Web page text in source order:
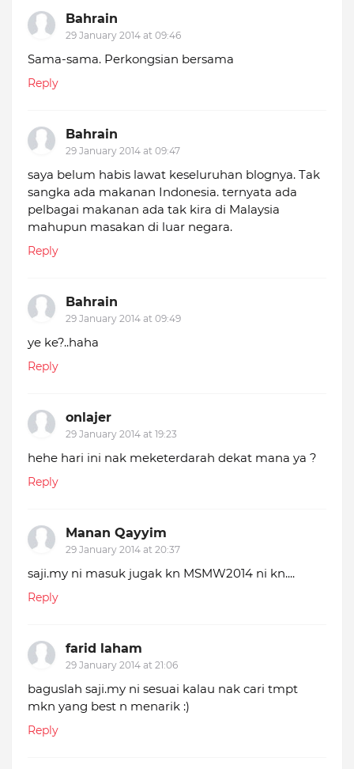
Bahrain
29 January 2014 at 09:46
Sama-sama. Perkongsian bersama
Reply
Bahrain
29 January 2014 at 09:47
saya belum habis lawat keseluruhan blognya. Tak
sangka ada makanan Indonesia. ternyata ada
pelbagai makanan ada tak kira di Malaysia
mahupun masakan di luar negara.
Reply
Bahrain
29 January 2014 at 09:49
ye ke?..haha
Reply
onlajer
29 January 2014 at 19:23
hehe hari ini nak meketerdarah dekat mana ya ?
Reply
Manan Qayyim
29 January 2014 at 20:37
saji.my ni masuk jugak kn MSMW2014 ni kn....
Reply
farid laham
29 January 2014 at 21:06
baguslah saji.my ni sesuai kalau nak cari tmpt
mkn yang best n menarik :)
Reply